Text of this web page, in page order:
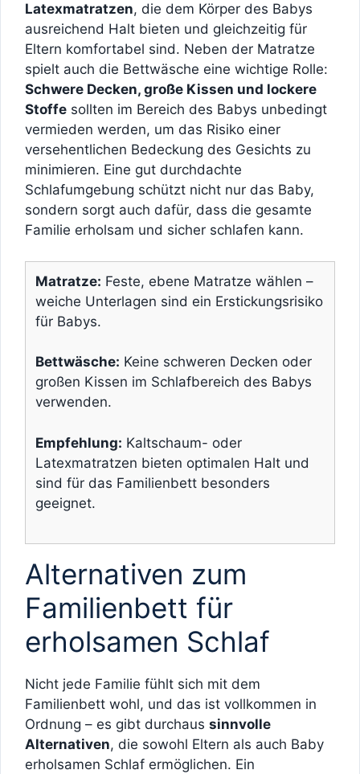
Latexmatratzen, die dem Körper des Babys
ausreichend Halt bieten und gleichzeitig für
Eltern komfortabel sind. Neben der Matratze
spielt auch die Bettwäsche eine wichtige Rolle:
Schwere Decken, große Kissen und lockere
Stoffe sollten im Bereich des Babys unbedingt
vermieden werden, um das Risiko einer
versehentlichen Bedeckung des Gesichts zu
minimieren. Eine gut durchdachte
Schlafumgebung schützt nicht nur das Baby,
sondern sorgt auch dafür, dass die gesamte
Familie erholsam und sicher schlafen kann.
Matratze: Feste, ebene Matratze wählen –
weiche Unterlagen sind ein Erstickungsrisiko
für Babys.
Bettwäsche: Keine schweren Decken oder
großen Kissen im Schlafbereich des Babys
verwenden.
Empfehlung: Kaltschaum- oder
Latexmatratzen bieten optimalen Halt und
sind für das Familienbett besonders
geeignet.
Alternativen zum
Familienbett für
erholsamen Schlaf
Nicht jede Familie fühlt sich mit dem
Familienbett wohl, und das ist vollkommen in
Ordnung – es gibt durchaus sinnvolle
Alternativen, die sowohl Eltern als auch Baby
erholsamen Schlaf ermöglichen. Ein